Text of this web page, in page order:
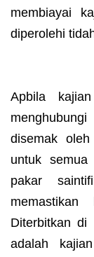
membiayai
diperolehi
Apbila
disemak oleh
untuk
pakar
Diterbitkan
adalah